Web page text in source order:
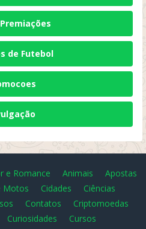
de Futebol
e Romance Animais
Apostas
Motos Cidades
Ciências
Contatos
Criptomoedas
Curiosidades
Cursos